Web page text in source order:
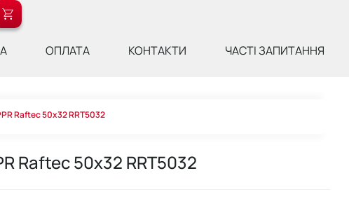
ОПЛАТА КОНТАКТИ ЧАСТІ ЗАПИТАННЯ
Raftec 50х32 RRT5032
Raftec 50х32 RRT5032